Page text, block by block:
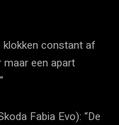
klokken constant af
maar een apart
Fabia Evo): “De